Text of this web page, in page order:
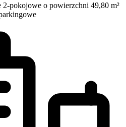
2-pokojowe o powierzchni 49,80 m²